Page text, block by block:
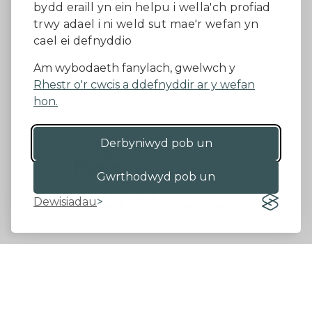
bydd eraill yn ein helpu i wella'ch profiad
trwy adael i ni weld sut mae'r wefan yn
cael ei defnyddio
Am wybodaeth fanylach, gwelwch y
Rhestr o'r cwcis a ddefnyddir ar y wefan
hon.
Derbyniwyd pob un
Gwrthodwyd pob un
Dewisiadau
Facebook
Datganiad Hygyrchedd
Diogelu Data a Phreifatrwydd
Telerau ac amodau
©2026 - Cyngor Sir Powys